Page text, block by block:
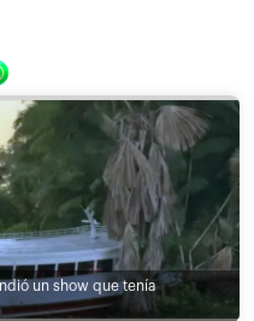
un show que tenía